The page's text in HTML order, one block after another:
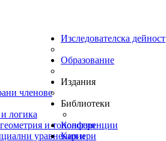
членове
логика
и топология
уравнения и
Изследователска дейност
Образование
Издания
Библиотеки
Конференции
Кариери